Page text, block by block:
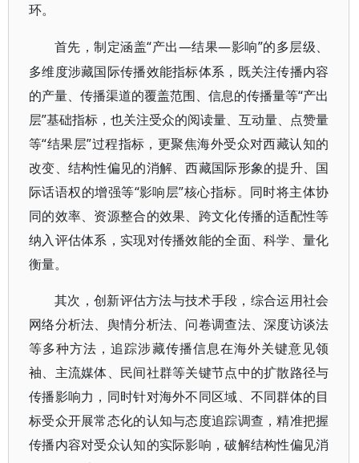
环。
首先，制定涵盖“产出—结果—影响”的多层级、
多维度涉藏国际传播效能指标体系，既关注传播内容
的产量、传播渠道的覆盖范围、信息的传播量等“产出
层”基础指标，也关注受众的阅读量、互动量、点赞量
等“结果层”过程指标，更聚焦海外受众对西藏认知的
改变、结构性偏见的消解、西藏国际形象的提升、国
际话语权的增强等“影响层”核心指标。同时将主体协
同的效率、资源整合的效果、跨文化传播的适配性等
纳入评估体系，实现对传播效能的全面、科学、量化
衡量。
其次，创新评估方法与技术手段，综合运用社会
网络分析法、舆情分析法、问卷调查法、深度访谈法
等多种方法，追踪涉藏传播信息在海外关键意见领
袖、主流媒体、民间社群等关键节点中的扩散路径与
传播影响力，同时针对海外不同区域、不同群体的目
标受众开展常态化的认知与态度追踪调查，精准把握
传播内容对受众认知的实际影响，破解结构性偏见消